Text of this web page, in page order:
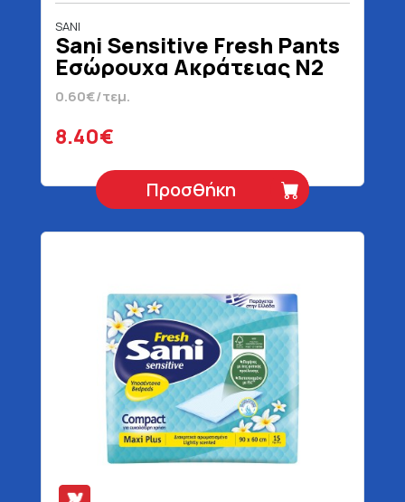
SANI
Sani Sensitive Fresh Pants
Εσώρουχα Ακράτειας N2
Medium 14 Τεμάχια
0.60€/τεμ.
8.40€
Προσθήκη